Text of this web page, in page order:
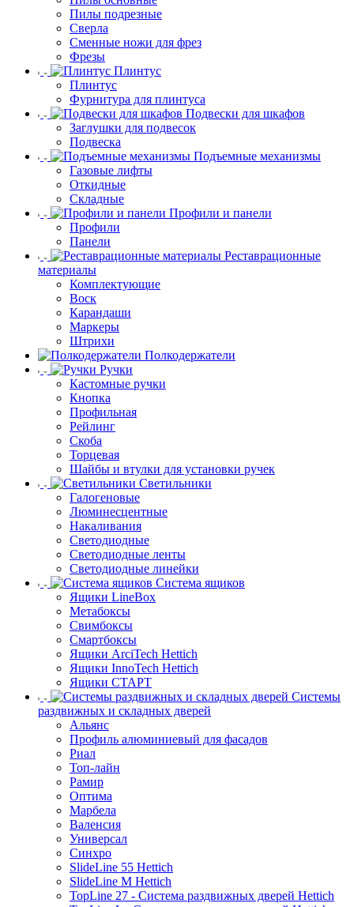
Пилы подрезные
Сверла
Сменные ножи для фрез
Фрезы
Плинтус
Плинтус
Фурнитура для плинтуса
Подвески для шкафов
Заглушки для подвесок
Подвеска
Подъемные механизмы
Газовые лифты
Откидные
Складные
Профили и панели
Профили
Панели
Реставрационные
материалы
Комплектующие
Воск
Карандаши
Маркеры
Штрихи
Полкодержатели
Ручки
Кастомные ручки
Кнопка
Профильная
Рейлинг
Скоба
Торцевая
Шайбы и втулки для установки ручек
Светильники
Галогеновые
Люминесцентные
Накаливания
Светодиодные
Светодиодные ленты
Светодиодные линейки
Система ящиков
Ящики LineBox
Метабоксы
Свимбоксы
Смартбоксы
Ящики ArciTech Hettich
Ящики InnoTech Hettich
Ящики СТАРТ
Системы
раздвижных и складных дверей
Альянс
Профиль алюминиевый для фасадов
Риал
Топ-лайн
Рамир
Оптима
Марбела
Валенсия
Универсал
Синхро
SlideLine 55 Hettich
SlideLine M Hettich
TopLine 27 - Система раздвижных дверей Hettich